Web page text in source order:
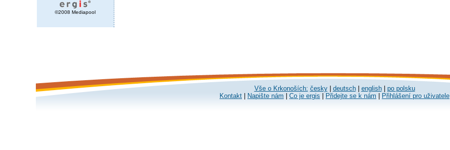
©2008 Mediapool
Vše o Krkonoších: česky| deutsch| english| po polsku
Kontakt
Napište nám Co je ergis Přidejte se k nám Přihlášení pro uživatele